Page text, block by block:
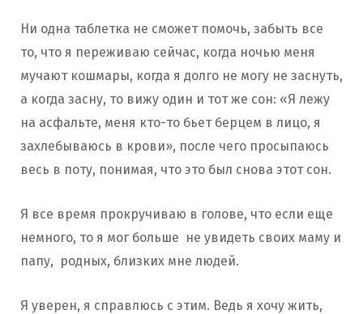
Ни одна таблетка не сможет помочь, забыть все
то, что я переживаю сейчас, когда ночью меня
мучают кошмары, когда я долго не могу не заснуть,
а когда засну, то вижу один и тот же сон: «Я лежу
на асфальте, меня кто-то бьет берцем в лицо, я
захлебываюсь в крови», после чего просыпаюсь
весь в поту, понимая, что это был снова этот сон.
Я все время прокручиваю в голове, что если еще
немного, то я мог больше не увидеть своих маму и
папу, родных, близких мне людей.
Я уверен, я справлюсь с этим. Ведь я хочу жить,